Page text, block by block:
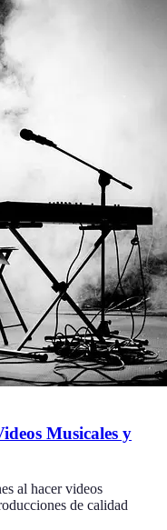
Musicales y
al hacer videos
de calidad